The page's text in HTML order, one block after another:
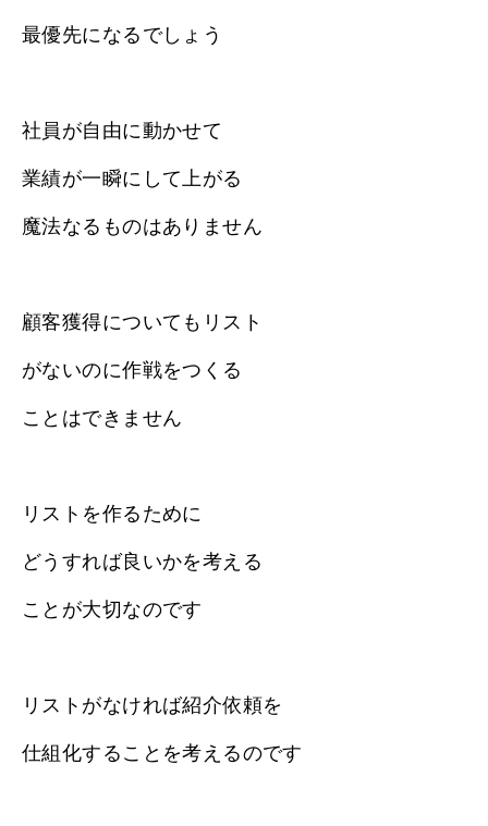
最優先になるでしょう
社員が自由に動かせて
業績が一瞬にして上がる
魔法なるものはありません
顧客獲得についてもリスト
がないのに作戦をつくる
ことはできません
リストを作るために
どうすれば良いかを考える
ことが大切なのです
リストがなければ紹介依頼を
仕組化することを考えるのです